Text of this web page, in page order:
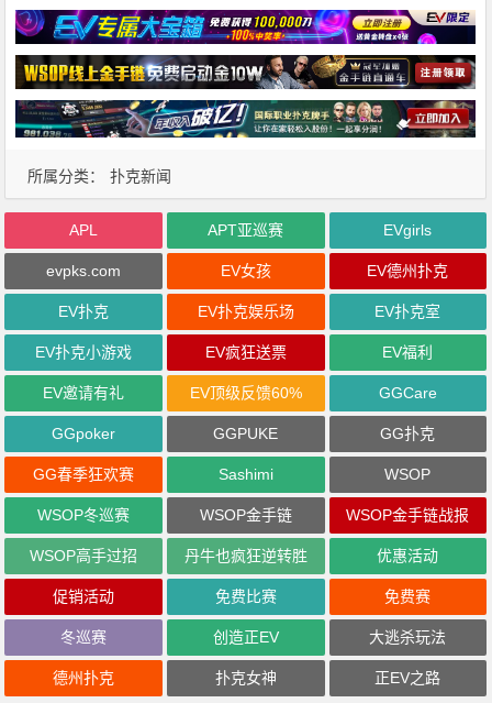
所属分类： 扑克新闻
APL APT亚巡赛 EVgirls
evpks.com EV女孩 EV德州扑克
EV扑克 EV扑克娱乐场 EV扑克室
EV扑克小游戏 EV疯狂送票 EV福利
EV邀请有礼 EV顶级反馈60% GGCare
GGpoker GGPUKE GG扑克
GG春季狂欢赛 Sashimi WSOP
WSOP冬巡赛 WSOP金手链 WSOP金手链战报
WSOP高手过招 丹牛也疯狂逆转胜 优惠活动
促销活动 免费比赛 免费赛
冬巡赛 创造正EV 大逃杀玩法
德州扑克 扑克女神 正EV之路